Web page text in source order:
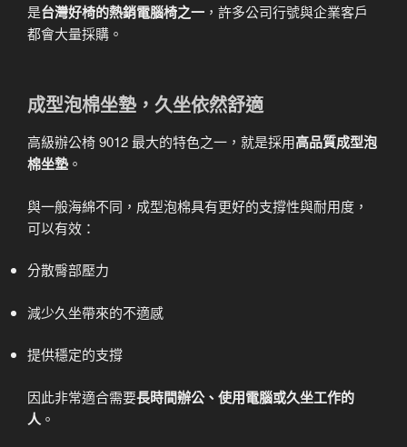
是台灣好椅的熱銷電腦椅之一 ，許多公司行號與企業客戶
都會大量採購。
成型泡棉坐墊，久坐依然舒適
高級辦公椅 9012 最大的特色之一，就是採用高品質成型泡
棉坐墊 。
與一般海綿不同，成型泡棉具有更好的支撐性與耐用度，
可以有效：
分散臀部壓力
減少久坐帶來的不適感
提供穩定的支撐
因此非常適合需要長時間辦公、使用電腦或久坐工作的
人 。